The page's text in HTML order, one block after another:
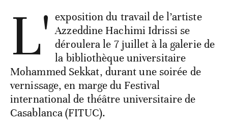
L' exposition du travail de l’artiste
Azzeddine Hachimi Idrissi se
déroulera le 7 juillet à la galerie de
la bibliothèque universitaire
Mohammed Sekkat, durant une soirée de
vernissage, en marge du Festival
international de théâtre universitaire de
Casablanca (FITUC).